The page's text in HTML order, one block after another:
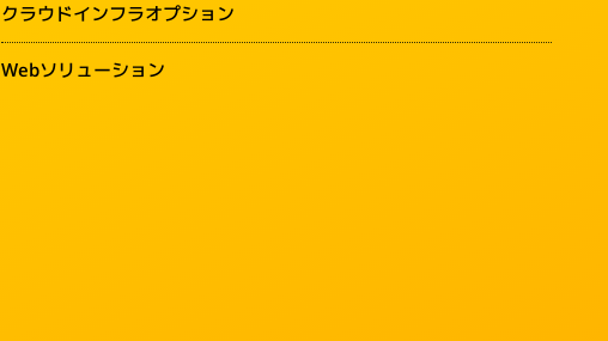
クラウドインフラオプション
Webソリューション